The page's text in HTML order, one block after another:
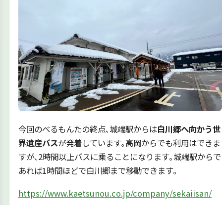
今回のべるもんたの終点､城端駅からは白川郷へ向かう世
界遺産バスが発着しています｡高岡からでも利用はできま
すが､2時間以上バスに乗ることになります｡城端駅からで
あれば1時間ほどで白川郷まで移動できます｡
https://www.kaetsunou.co.jp/company/sekaiisan/